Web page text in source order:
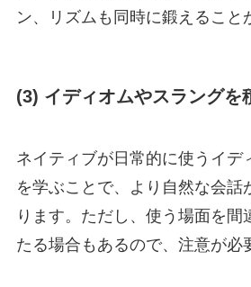
ン、リズムも同時に鍛えること
(3) イディオムやスラングを
ネイティブが日常的に使うイデ
を学ぶことで、より自然な会話
ります。ただし、使う場面を間
たる場合もあるので、注意が必